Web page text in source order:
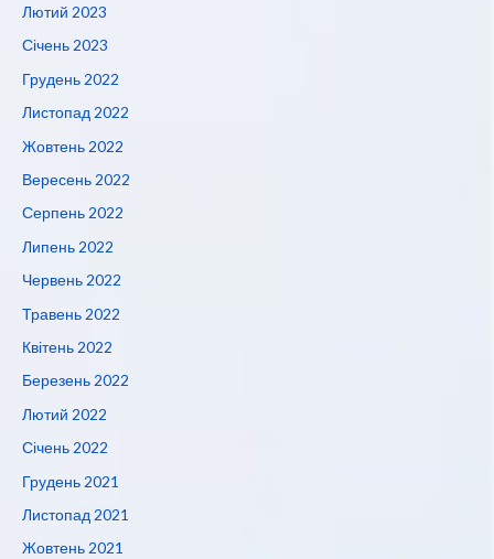
Лютий 2023
Січень 2023
Грудень 2022
Листопад 2022
Жовтень 2022
Вересень 2022
Серпень 2022
Липень 2022
Червень 2022
Травень 2022
Квітень 2022
Березень 2022
Лютий 2022
Січень 2022
Грудень 2021
Листопад 2021
Жовтень 2021